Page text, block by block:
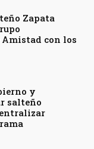
Zapata
con los
y
salteño